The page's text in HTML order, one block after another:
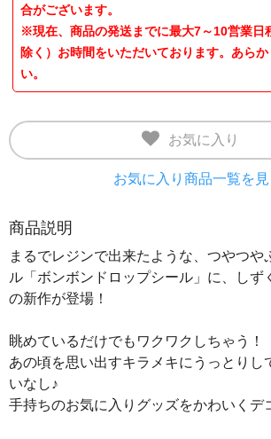
合がございます。
※現在、商品の発送までに最大7～10営業
除く）お時間をいただいております。あら
い。
お気に入り
お気に入り商品一覧を見
商品説明
まるでレジンで出来たような、つやつや
ル「ボンボンドロップシール」に、しず
の新作が登場！
眺めているだけでもワクワクしちゃう！
あの頃を思い出すキラメキにうっとりし
いなし♪
手持ちのお気に入りグッズをかわいく